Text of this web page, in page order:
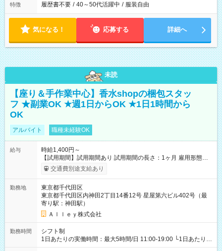
特徴 履歴書不要 / 40～50代活躍中 / 服装自由
気になる！ 応募する 詳細へ
未読
【座り＆手作業中心】香水shopの梱包スタッ
フ ★副業OK ★週1日からOK ★1日1時間から
OK
アルバイト 職種未経験OK
給与
時給1,400円～
【試用期間】試用期間あり 試用期間の長さ：1ヶ月 雇用形態、
給与は本採用時と同じです。
交通費別途支給あり
勤務地
東京都千代田区
東京都千代田区内神田2丁目14番12号 星屋第六ビル402号（最
寄り駅：神田駅）
Ａｌｌｅｙ株式会社
勤務時間
シフト制
1日あたりの実働時間：最大5時間/日 11:00-19:00 └1日あたりの
実働時間：1-5時間 └上記の時間帯内であれば、いつでも勤務可